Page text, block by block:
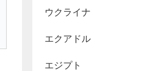
ウクライナ
エクアドル
エジプト